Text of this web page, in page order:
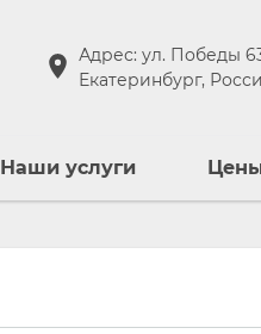
Адрес: ул. Победы
Екатеринбург,
Наши услуги